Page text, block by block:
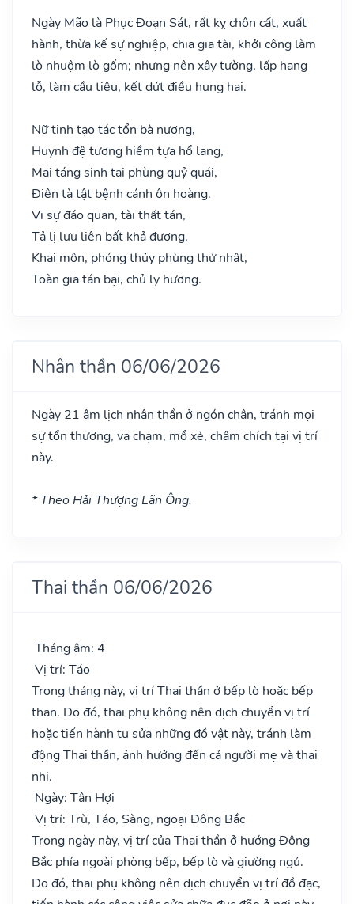
Ngày Mão là Phục Đoạn Sát, rất kỵ chôn cất, xuất
hành, thừa kế sự nghiệp, chia gia tài, khởi công làm
lò nhuộm lò gốm; nhưng nên xây tường, lấp hang
lỗ, làm cầu tiêu, kết dứt điều hung hại.
Nữ tinh tạo tác tổn bà nương,
Huynh đệ tương hiềm tựa hổ lang,
Mai táng sinh tai phùng quỷ quái,
Điên tà tật bệnh cánh ôn hoàng.
Vi sự đáo quan, tài thất tán,
Tả lị lưu liên bất khả đương.
Khai môn, phóng thủy phùng thử nhật,
Toàn gia tán bại, chủ ly hương.
Nhân thần 06/06/2026
Ngày 21 âm lịch nhân thần ở ngón chân, tránh mọi
sự tổn thương, va chạm, mổ xẻ, châm chích tại vị trí
này.
* Theo Hải Thượng Lãn Ông.
Thai thần 06/06/2026
Tháng âm: 4
Vị trí: Táo
Trong tháng này, vị trí Thai thần ở bếp lò hoặc bếp
than. Do đó, thai phụ không nên dịch chuyển vị trí
hoặc tiến hành tu sửa những đồ vật này, tránh làm
động Thai thần, ảnh hưởng đến cả người mẹ và thai
nhi.
Ngày: Tân Hợi
Vị trí: Trù, Táo, Sàng, ngoại Đông Bắc
Trong ngày này, vị trí của Thai thần ở hướng Đông
Bắc phía ngoài phòng bếp, bếp lò và giường ngủ.
Do đó, thai phụ không nên dịch chuyển vị trí đồ đạc,